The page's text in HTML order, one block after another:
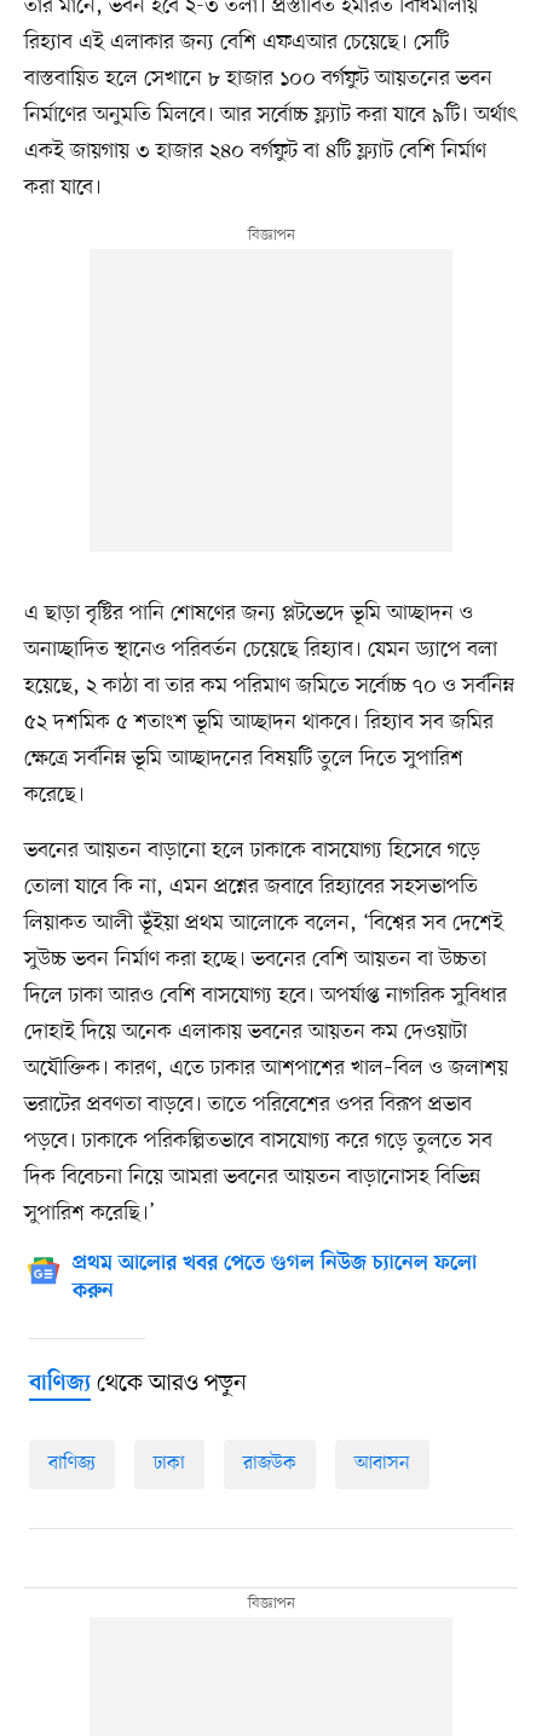
তার মানে, ভবন হবে ২-৩ তলা। প্রস্তাবিত ইমারত বিধিমালায়
রিহ্যাব এই এলাকার জন্য বেশি এফএআর চেয়েছে। সেটি
বাস্তবায়িত হলে সেখানে ৮ হাজার ১০০ বর্গফুট আয়তনের ভবন
নির্মাণের অনুমতি মিলবে। আর সর্বোচ্চ ফ্ল্যাট করা যাবে ৯টি। অর্থাৎ
একই জায়গায় ৩ হাজার ২৪০ বর্গফুট বা ৪টি ফ্ল্যাট বেশি নির্মাণ
করা যাবে।
এ ছাড়া বৃষ্টির পানি শোষণের জন্য প্লটভেদে ভূমি আচ্ছাদন ও
অনাচ্ছাদিত স্থানেও পরিবর্তন চেয়েছে রিহ্যাব। যেমন ড্যাপে বলা
হয়েছে, ২ কাঠা বা তার কম পরিমাণ জমিতে সর্বোচ্চ ৭০ ও সর্বনিম্ন
৫২ দশমিক ৫ শতাংশ ভূমি আচ্ছাদন থাকবে। রিহ্যাব সব জমির
ক্ষেত্রে সর্বনিম্ন ভূমি আচ্ছাদনের বিষয়টি তুলে দিতে সুপারিশ
করেছে।
ভবনের আয়তন বাড়ানো হলে ঢাকাকে বাসযোগ্য হিসেবে গড়ে
তোলা যাবে কি না, এমন প্রশ্নের জবাবে রিহ্যাবের সহসভাপতি
লিয়াকত আলী ভূঁইয়া প্রথম আলোকে বলেন, ‘বিশ্বের সব দেশেই
সুউচ্চ ভবন নির্মাণ করা হচ্ছে। ভবনের বেশি আয়তন বা উচ্চতা
দিলে ঢাকা আরও বেশি বাসযোগ্য হবে। অপর্যাপ্ত নাগরিক সুবিধার
দোহাই দিয়ে অনেক এলাকায় ভবনের আয়তন কম দেওয়াটা
অযৌক্তিক। কারণ, এতে ঢাকার আশপাশের খাল–বিল ও জলাশয়
ভরাটের প্রবণতা বাড়বে। তাতে পরিবেশের ওপর বিরূপ প্রভাব
পড়বে। ঢাকাকে পরিকল্পিতভাবে বাসযোগ্য করে গড়ে তুলতে সব
দিক বিবেচনা নিয়ে আমরা ভবনের আয়তন বাড়ানোসহ বিভিন্ন
সুপারিশ করেছি।’
প্রথম আলোর খবর পেতে গুগল নিউজ চ্যানেল ফলো
করুন
বাণিজ্যথেকে আরও পড়ুন
বাণিজ্য ঢাকা রাজউক আবাসন